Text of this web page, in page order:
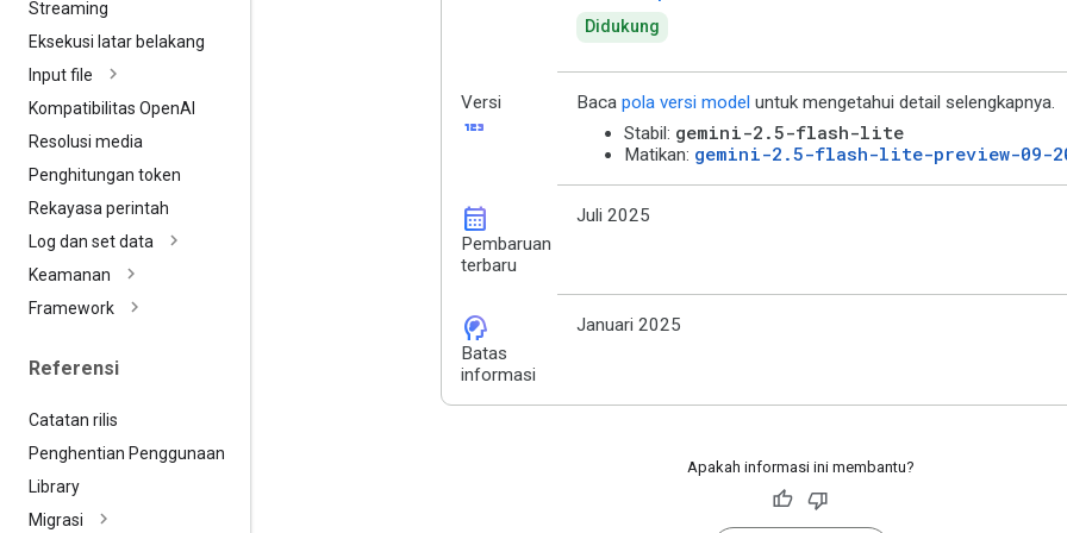
Streaming
Eksekusi latar belakang
Input file
Kompatibilitas OpenAI
Resolusi media
Penghitungan token
Rekayasa perintah
Log dan set data
Keamanan
Framework
Referensi
Catatan rilis
Penghentian Penggunaan
Library
Migrasi
Didukung
Versi
123
Baca pola versi model untuk mengetahui detail selengkapnya.
Stabil: gemini-2.5-flash-lite
Matikan: gemini-2.5-flash-lite-preview-09-
calendar_month
Pembaruan
terbaru
Juli 2025
cognition_2
Batas
informasi
Januari 2025
Apakah informasi ini membantu?